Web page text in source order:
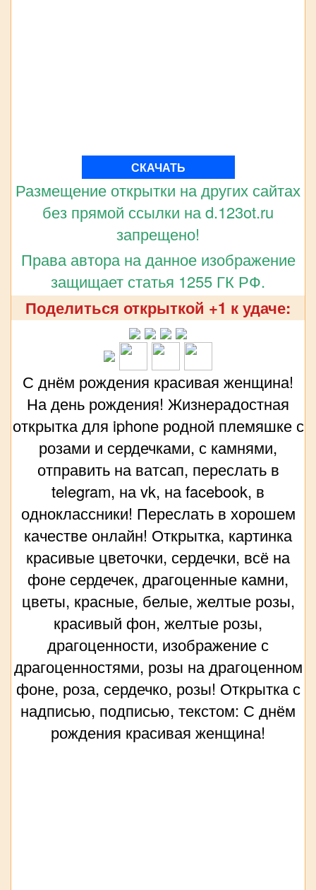
СКАЧАТЬ
Размещение открытки на других сайтах
без прямой ссылки на d.123ot.ru
запрещено!
Права автора на данное изображение
защищает статья 1255 ГК РФ.
Поделиться открыткой +1 к удаче:
С днём рождения красивая женщина!
На день рождения! Жизнерадостная
открытка для iphone родной племяшке с
розами и сердечками, с камнями,
отправить на ватсап, переслать в
telegram, на vk, на facebook, в
одноклассники! Переслать в хорошем
качестве онлайн! Открытка, картинка
красивые цветочки, сердечки, всё на
фоне сердечек, драгоценные камни,
цветы, красные, белые, желтые розы,
красивый фон, желтые розы,
драгоценности, изображение с
драгоценностями, розы на драгоценном
фоне, роза, сердечко, розы! Открытка с
надписью, подписью, текстом: С днём
рождения красивая женщина!